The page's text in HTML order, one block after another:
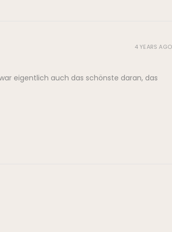
eigentlich auch das schönste daran, das
4 YEARS AGO